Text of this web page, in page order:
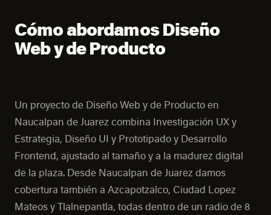
Cómo abordamos Diseño
Web y de Producto
Un proyecto de Diseño Web y de Producto en
Naucalpan de Juarez combina Investigación UX y
Estrategia, Diseño UI y Prototipado y Desarrollo
Frontend, ajustado al tamaño y a la madurez digital
de la plaza. Desde Naucalpan de Juarez damos
cobertura también a Azcapotzalco, Ciudad Lopez
Mateos y Tlalnepantla, todas dentro de un radio de 8